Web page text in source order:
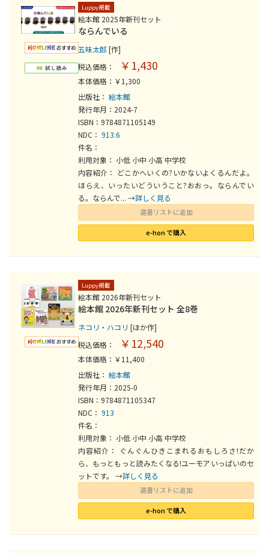
Luppy掲載
絵本館 2025年新刊セット
ならんでいる
五味太郎 [作]
税込価格：
￥1,430
本体価格：￥1,300
出版社： 絵本館
発行年月：2024-7
ISBN：9784871105149
NDC： 913.6
件名：
利用対象： 小低 小中 小高 中学校
内容紹介： どこかへいくの?いかないよくるんだよ。
ほらえ、いったいどういうこと?おおっ。ならんでい
る。ならんで... →詳しく見る
選書リストに追加
e-hon で購入
Luppy掲載
絵本館 2026年新刊セット
絵本館 2026年新刊セット 全8巻
ネコリ・ハコリ [ほか作]
税込価格：
￥12,540
本体価格：￥11,400
出版社： 絵本館
発行年月：2025-0
ISBN：9784871105347
NDC： 913
件名：
利用対象： 小低 小中 小高 中学校
内容紹介： ぐんぐんひきこまれるおもしろさ!だか
ら、もっともっと読みたくなる!ユーモアいっぱいのセ
ットです。 →詳しく見る
選書リストに追加
e-hon で購入